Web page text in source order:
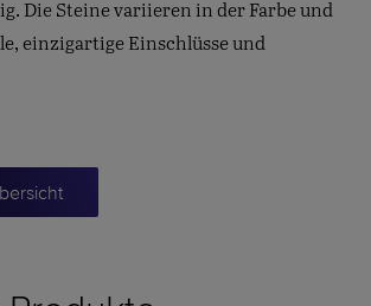
Die Steine variieren in der Farbe und
einzigartige Einschlüsse und